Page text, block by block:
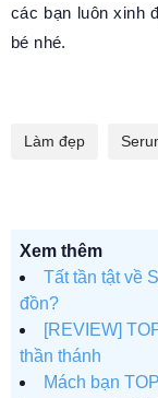
các bạn luôn xinh
bé nhé.
Làm đẹp
Xem thêm
Tất tần tật về
đồn?
[REVIEW]
thần thánh
Mách bạn